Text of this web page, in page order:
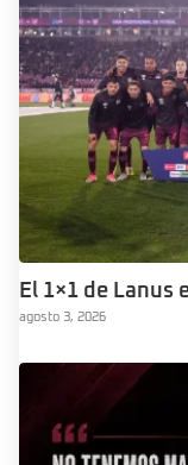
El 1×1 de
agosto 3, 2026